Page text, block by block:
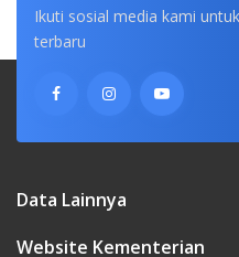
Ikuti sosial media kami
terbaru
Data Lainnya
Website Kementerian